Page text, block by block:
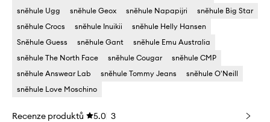
sněhule Ugg
sněhule Geox sněhule Napapijri
sněhule Big Star
sněhule Crocs
sněhule Inuikii
sněhule Helly Hansen
Sněhule Guess
sněhule Gant
sněhule Emu Australia
sněhule The North Face
sněhule Cougar
sněhule CMP
sněhule Answear Lab
sněhule Tommy Jeans
sněhule O'Neill
sněhule Love Moschino
Recenze produktů 5.0 3